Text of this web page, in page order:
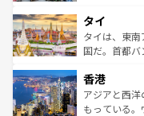
リティに包ま
覧を参照して
急速な発展と
ーチミン市
醸し出して
とつ。フォー
ひ現地で味
が旅行者を
タイ
タイは、東
国だ。首都
の活気が交差
帯で自然と
いビーチで
香港
アジアと西
もっている